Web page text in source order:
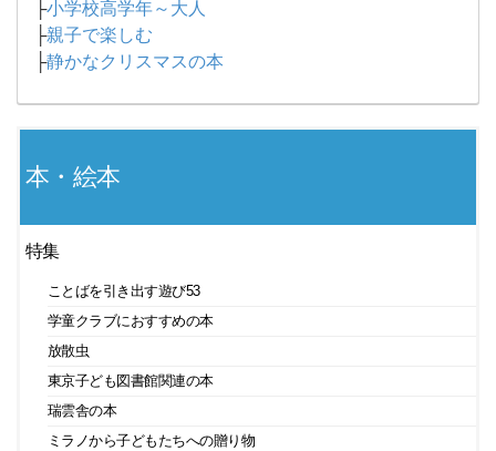
├小学校高学年～大人
├親子で楽しむ
├静かなクリスマスの本
本・絵本
特集
ことばを引き出す遊び53
学童クラブにおすすめの本
放散虫
東京子ども図書館関連の本
瑞雲舎の本
ミラノから子どもたちへの贈り物